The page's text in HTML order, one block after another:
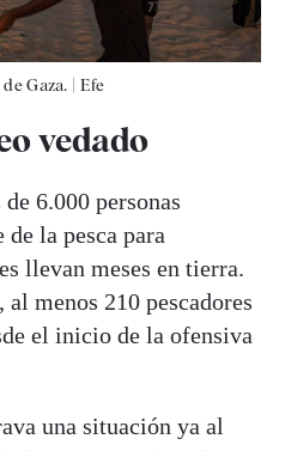
Gaza. Efe
vedado
6.000 personas
la pesca para
llevan meses en tierra.
menos 210 pescadores
el inicio de la ofensiva
una situación ya al